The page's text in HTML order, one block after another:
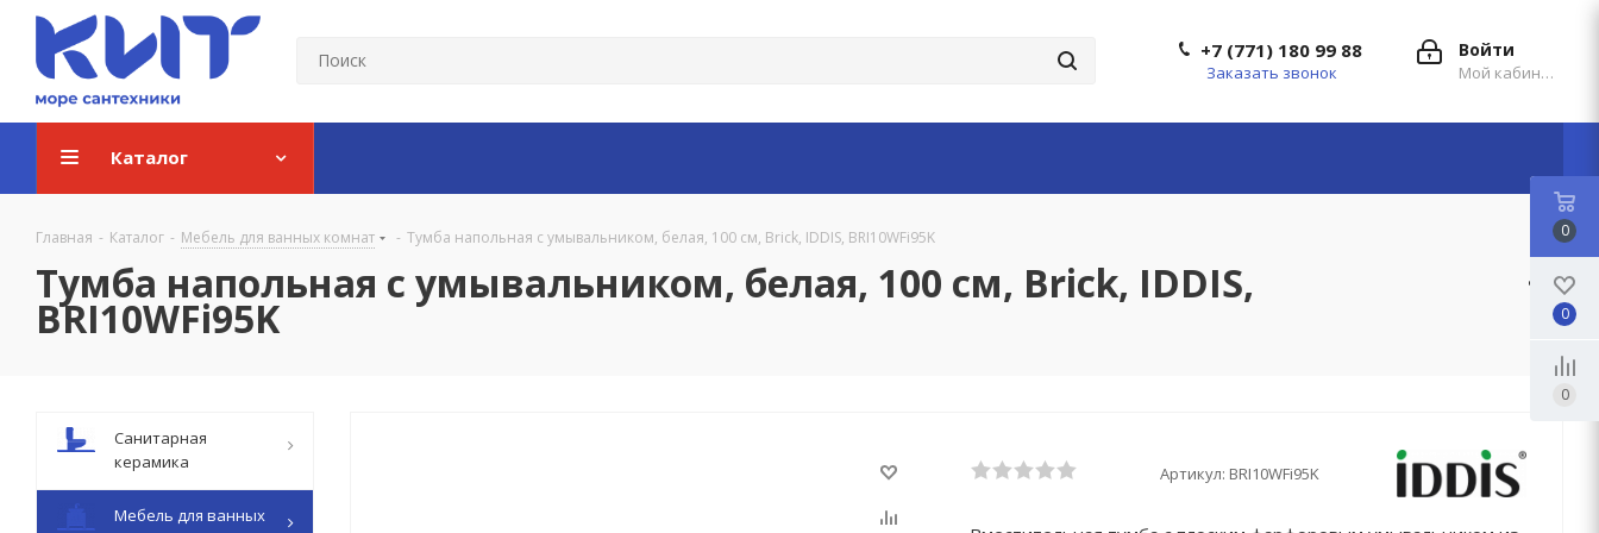
Войти
Мой кабинет
+7 (771) 180 99 88
Заказать звонок
Каталог
Главная - Каталог - Мебель для ванных комнат - Тумба напольная с умывальником, белая, 100 см, Brick, IDDIS, BRI10WFi95K
Тумба напольная с умывальником, белая, 100 см, Brick, IDDIS,
BRI10WFi95K
Артикул: BRI10WFi95K
Санитарная
керамика
Мебель для ванных
0
0
0